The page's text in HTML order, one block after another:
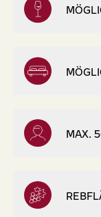
MAX.